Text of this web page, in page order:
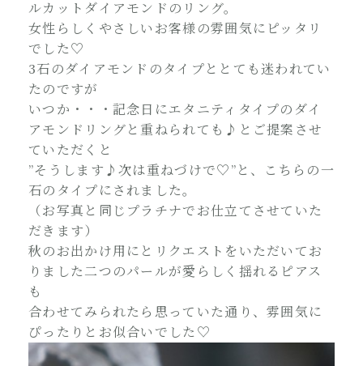
ルカットダイアモンドのリング。
女性らしくやさしいお客様の雰囲気にピッタリ
でした♡
3石のダイアモンドのタイプととても迷われてい
たのですが
いつか・・・記念日にエタニティタイプのダイ
アモンドリングと重ねられても♪とご提案させ
ていただくと
”そうします♪次は重ねづけで♡”と、こちらの一
石のタイプにされました。
（お写真と同じプラチナでお仕立てさせていた
だきます）
秋のお出かけ用にとリクエストをいただいてお
りました二つのパールが愛らしく揺れるピアス
も
合わせてみられたら思っていた通り、雰囲気に
ぴったりとお似合いでした♡